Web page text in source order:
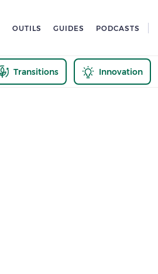
OUTILS GUIDES PODCASTS
Transitions Innovation